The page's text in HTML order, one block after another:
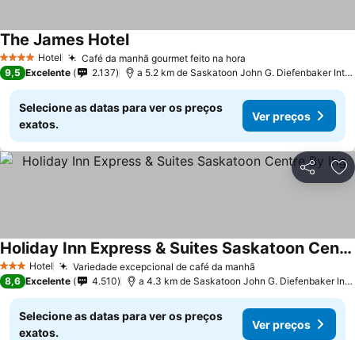
4 EstrelasHotel Café da manhã gourmet feito na hora
The James Hotel
9,5 Excelente 2.137 a 5.2 km de Saskatoon John G. Diefenbaker International Airport
Selecione as datas para ver os preços
exatos.
Ver preços
Partilhar
3 EstrelasHotel Variedade excepcional de café da manhã
Holiday Inn Express & Suites Saskatoon Centre By Ihg
8,6 Excelente 4.510 a 4.3 km de Saskatoon John G. Diefenbaker International Airport
Selecione as datas para ver os preços
exatos.
Ver preços